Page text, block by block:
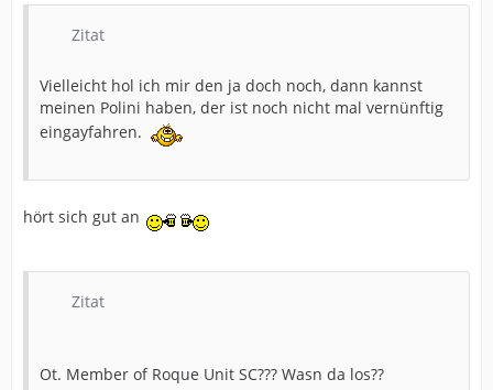
Zitat
Vielleicht hol ich mir den ja doch noch, dann kannst
meinen Polini haben, der ist noch nicht mal vernünftig
eingayfahren.
hört sich gut an
Zitat
Ot. Member of Roque Unit SC??? Wasn da los??